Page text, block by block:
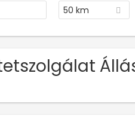
50 km